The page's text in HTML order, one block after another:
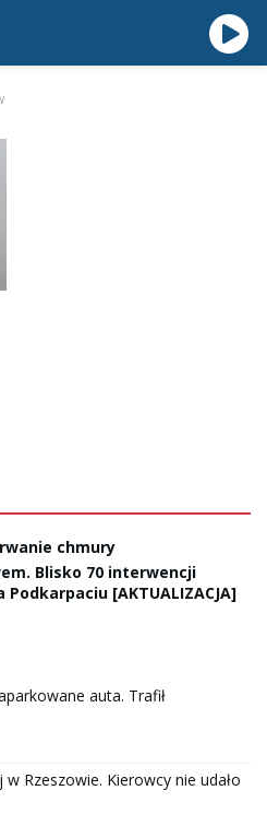
chmury
Blisko 70 interwencji
[AKTUALIZACJA]
auta. Trafił
Rzeszowie. Kierowcy nie udało